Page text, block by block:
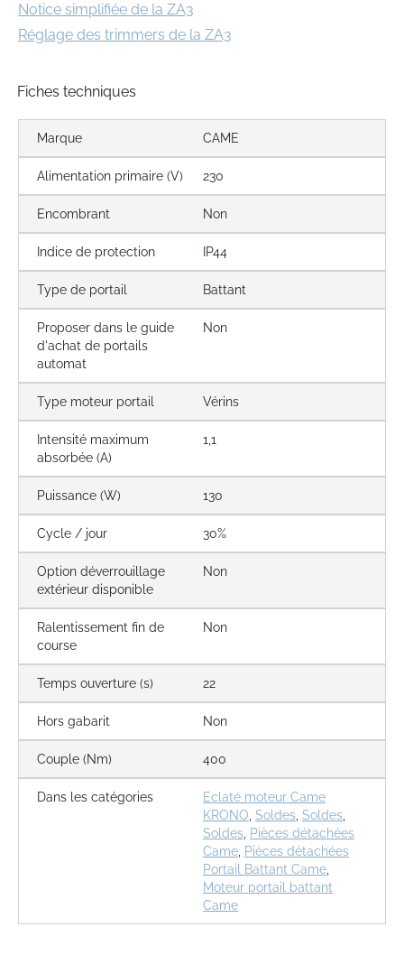
Notice simplifiée de la ZA3
Réglage des trimmers de la ZA3
Fiches techniques
Marque CAME
Alimentation primaire (V) 230
Encombrant Non
Indice de protection IP44
Type de portail Battant
Proposer dans le guide
d'achat de portails
automat
Non
Type moteur portail Vérins
Intensité maximum
absorbée (A)
1,1
Puissance (W) 130
Cycle / jour 30%
Option déverrouillage
extérieur disponible
Non
Ralentissement fin de
course
Non
Temps ouverture (s) 22
Hors gabarit Non
Couple (Nm) 400
Dans les catégories
Eclaté moteur Came
KRONO, Soldes, Soldes,
Soldes, Pièces détachées
Came, Pièces détachées
Portail Battant Came,
Moteur portail battant
Came